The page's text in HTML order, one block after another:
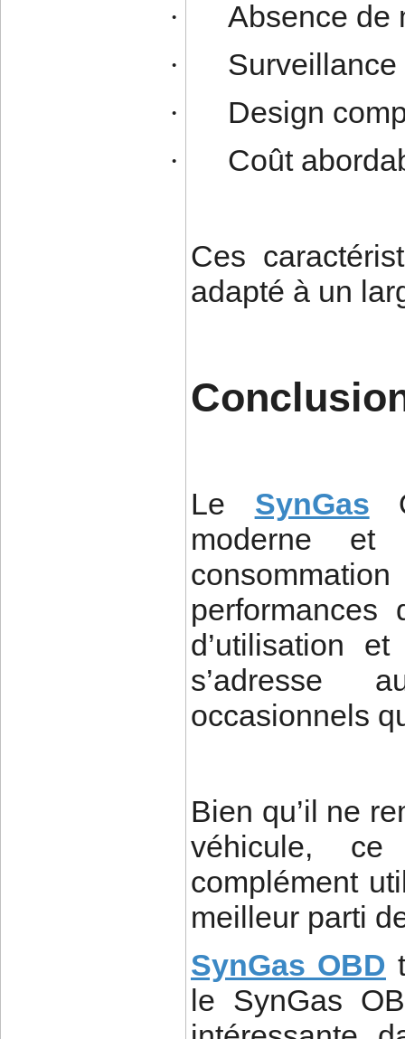
· Absence de
·
· Design
· Coût
Ces
adapté à un
Le SynGas
moderne et
d’utilisation
s’adresse
occasionnels
Bien qu’il ne
véhicule,
complément
meilleur parti
SynGas OBD
le SynGas